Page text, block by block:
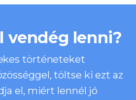
vendég lenni?
történeteket
töltse ki ezt az
el, miért lennél jó